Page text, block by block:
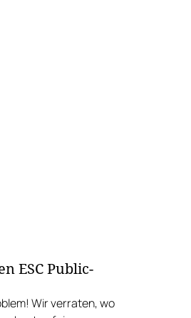
ESC Public-
Wir verraten, wo